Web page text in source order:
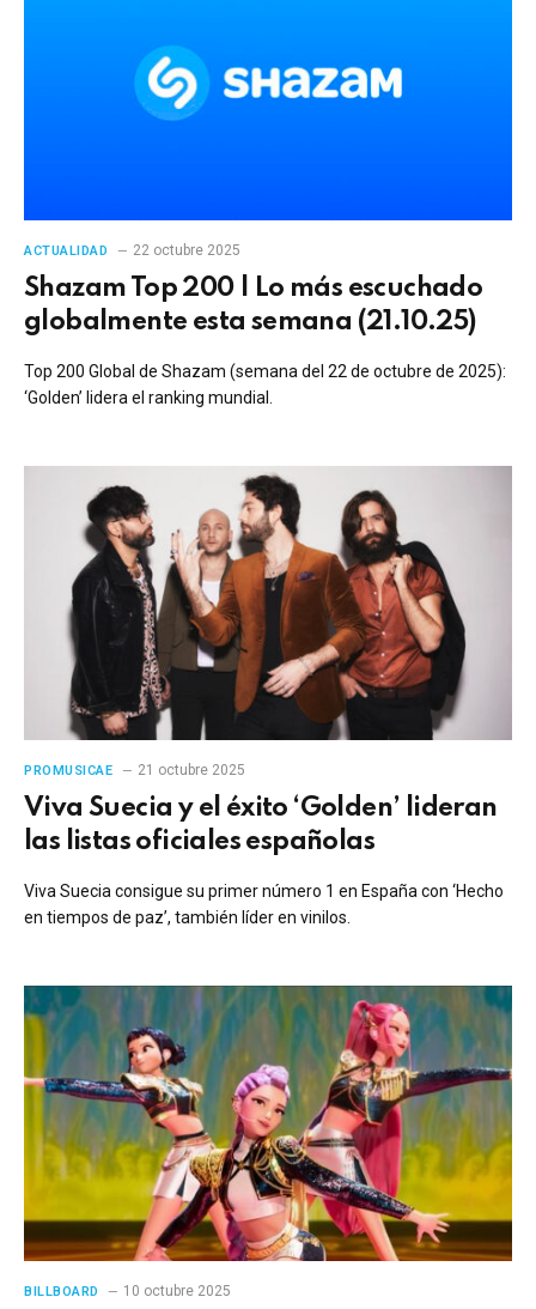
ACTUALIDAD 22 octubre 2025
Shazam Top 200 | Lo más escuchado
globalmente esta semana (21.10.25)
Top 200 Global de Shazam (semana del 22 de octubre de 2025):
‘Golden’ lidera el ranking mundial.
PROMUSICAE 21 octubre 2025
Viva Suecia y el éxito ‘Golden’ lideran
las listas oficiales españolas
Viva Suecia consigue su primer número 1 en España con ‘Hecho
en tiempos de paz’, también líder en vinilos.
BILLBOARD 10 octubre 2025